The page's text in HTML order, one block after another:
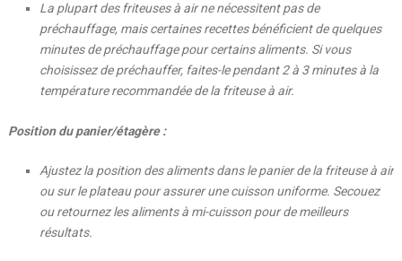
La plupart des friteuses à air ne nécessitent pas de
préchauffage, mais certaines recettes bénéficient de quelques
minutes de préchauffage pour certains aliments. Si vous
choisissez de préchauffer, faites-le pendant 2 à 3 minutes à la
température recommandée de la friteuse à air.
Position du panier/étagère :
Ajustez la position des aliments dans le panier de la friteuse à air
ou sur le plateau pour assurer une cuisson uniforme. Secouez
ou retournez les aliments à mi-cuisson pour de meilleurs
résultats.